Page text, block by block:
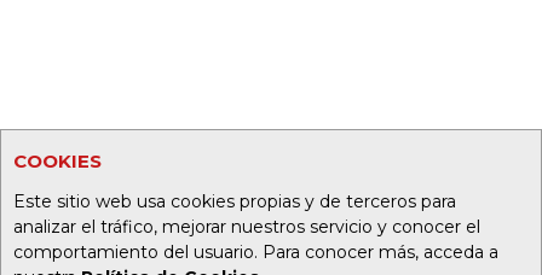
COOKIES
Este sitio web usa cookies propias y de terceros para
analizar el tráfico, mejorar nuestros servicio y conocer el
comportamiento del usuario. Para conocer más, acceda a